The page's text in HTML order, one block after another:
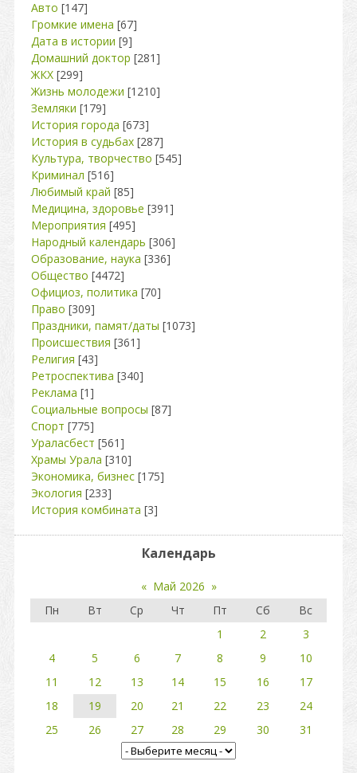
Авто [147]
Громкие имена [67]
Дата в истории [9]
Домашний доктор [281]
ЖКХ [299]
Жизнь молодежи [1210]
Земляки [179]
История города [673]
История в судьбах [287]
Культура, творчество [545]
Криминал [516]
Любимый край [85]
Медицина, здоровье [391]
Мероприятия [495]
Народный календарь [306]
Образование, наука [336]
Общество [4472]
Официоз, политика [70]
Право [309]
Праздники, памят/даты [1073]
Происшествия [361]
Религия [43]
Ретроспектива [340]
Реклама [1]
Социальные вопросы [87]
Спорт [775]
Ураласбест [561]
Храмы Урала [310]
Экономика, бизнес [175]
Экология [233]
История комбината [3]
Календарь
« Май 2026 »
Пн
Вт Ср Чт Пт Сб
Вс
1
2
3
4
5 6 7 8 9
10
11
12 13 14 15 16
17
18
19 20 21 22 23
24
25
26 27 28 29 30 31